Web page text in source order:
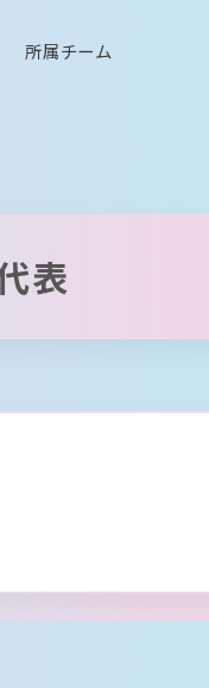
所属チーム
表